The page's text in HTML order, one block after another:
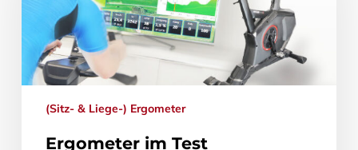
(Sitz- & Liege-) Ergometer
Ergometer im Test